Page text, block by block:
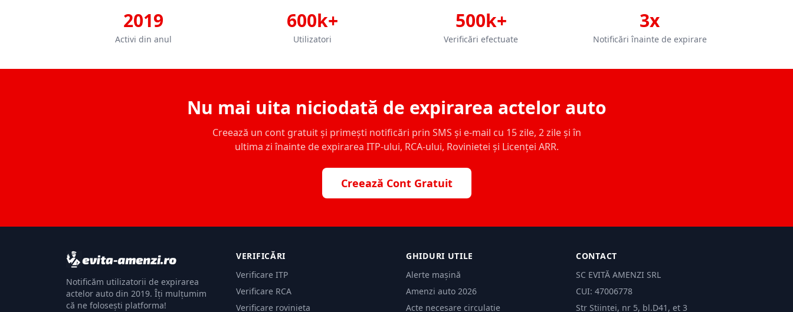
2019
Activi din anul
600k+
Utilizatori
500k+
Verificări efectuate
3x
Notificări înainte de expirare
Nu mai uita niciodată de expirarea actelor auto
Creează un cont gratuit și primești notificări prin SMS și e-mail cu 15 zile, 2 zile și în
ultima zi înainte de expirarea ITP-ului, RCA-ului, Rovinietei și Licenței ARR.
Creează Cont Gratuit
Notificăm utilizatorii de expirarea
actelor auto din 2019. Îți mulțumim
că ne folosești platforma!
VERIFICĂRI
Verificare ITP
Verificare RCA
Verificare rovinieta
GHIDURI UTILE
Alerte mașină
Amenzi auto 2026
Acte necesare circulație
CONTACT
SC EVITĂ AMENZI SRL
CUI: 47006778
Str Științei, nr 5, bl.D41, et 3